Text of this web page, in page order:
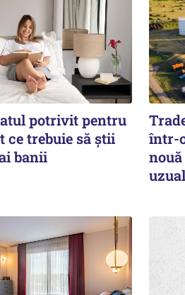
potrivit pentru
ce trebuie să știi
banii
într-